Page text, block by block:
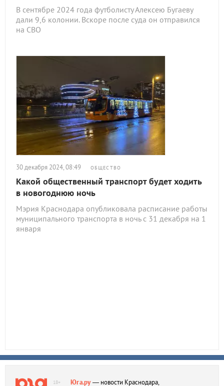
В сентябре 2024 года футболисту Алексею Бугаеву
дали 9,6 колонии. Вскоре после суда он отправился
на СВО
30 декабря 2024, 08:49 ОБЩЕСТВО
Какой общественный транспорт будет ходить
в новогоднюю ночь
Мэрия Краснодара опубликовала расписание работы
муниципального транспорта в ночь с 31 декабря на 1
января
18+ Юга.ру— новости Краснодара,